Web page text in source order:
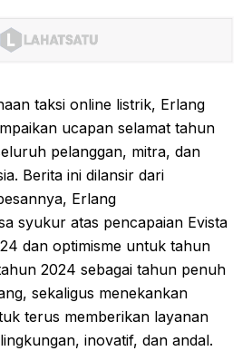
taksi online listrik, Erlang
ucapan selamat tahun
pelanggan, mitra, dan
Berita ini dilansir dari
Erlang
syukur atas pencapaian Evista
dan optimisme untuk tahun
2024 sebagai tahun penuh
sekaligus menekankan
terus memberikan layanan
inovatif, dan andal.